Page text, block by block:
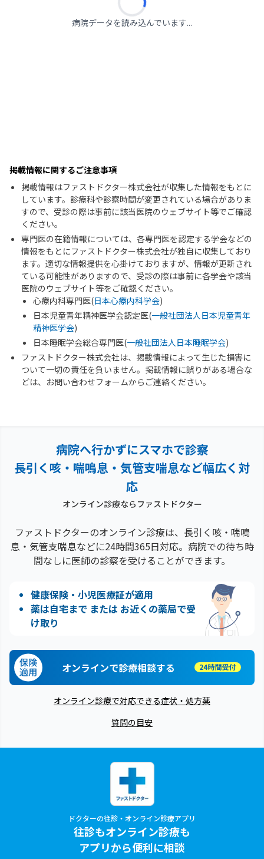
病院データを読み込んでいます...
掲載情報に関するご注意事項
掲載情報はファストドクター株式会社が収集した情報をもとに
しています。診療科や診察時間が変更されている場合がありま
すので、受診の際は事前に該当医院のウェブサイト等でご確認
ください。
専門医の在籍情報については、各専門医を認定する学会などの
情報をもとにファストドクター株式会社が独自に収集しており
ます。適切な情報提供を心掛けておりますが、情報が更新され
ている可能性がありますので、受診の際は事前に各学会や該当
医院のウェブサイト等をご確認ください。
心療内科専門医(日本心療内科学会)
日本児童青年精神医学会認定医(一般社団法人日本児童青年
精神医学会)
日本睡眠学会総合専門医(一般社団法人日本睡眠学会)
ファストドクター株式会社は、掲載情報によって生じた損害に
ついて一切の責任を負いません。掲載情報に誤りがある場合な
どは、お問い合わせフォームからご連絡ください。
病院へ行かずにスマホで診察
長引く咳・喘鳴息・気管支喘息など幅広く対
応
オンライン診療ならファストドクター
ファストドクターのオンライン診療は、長引く咳・喘鳴
息・気管支喘息などに24時間365日対応。病院での待ち時
間なしに医師の診察を受けることができます。
健康保険・小児医療証が適用
薬は自宅まで または お近くの薬局で受
け取り
オンラインで診療相談する
オンライン診療で対応できる症状・処方薬
質問の目安
ドクターの往診・オンライン診療アプリ
往診もオンライン診療も
アプリから便利に相談